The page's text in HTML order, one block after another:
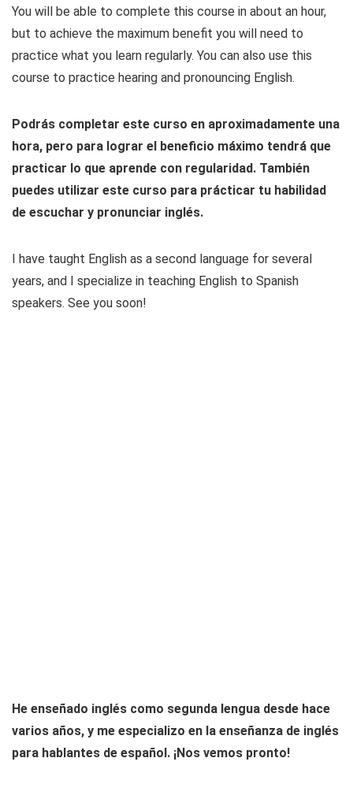
You will be able to complete this course in about an hour,
but to achieve the maximum benefit you will need to
practice what you learn regularly. You can also use this
course to practice hearing and pronouncing English.
Podrás completar este curso en aproximadamente una
hora, pero para lograr el beneficio máximo tendrá que
practicar lo que aprende con regularidad. También
puedes utilizar este curso para prácticar tu habilidad
de escuchar y pronunciar inglés.
I have taught English as a second language for several
years, and I specialize in teaching English to Spanish
speakers. See you soon!
He enseñado inglés como segunda lengua desde hace
varios años, y me especializo en la enseñanza de inglés
para hablantes de español. ¡Nos vemos pronto!